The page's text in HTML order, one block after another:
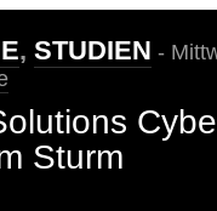
, STUDIEN -
Sturm